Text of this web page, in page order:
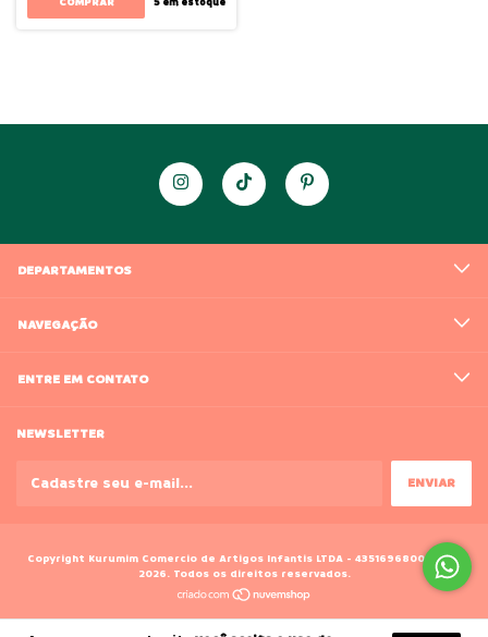
DEPARTAMENTOS
NAVEGAÇÃO
ENTRE EM CONTATO
NEWSLETTER
Copyright Kurumim Comercio de Artigos Infantis LTDA - 43516968000188 -
2026. Todos os direitos reservados.